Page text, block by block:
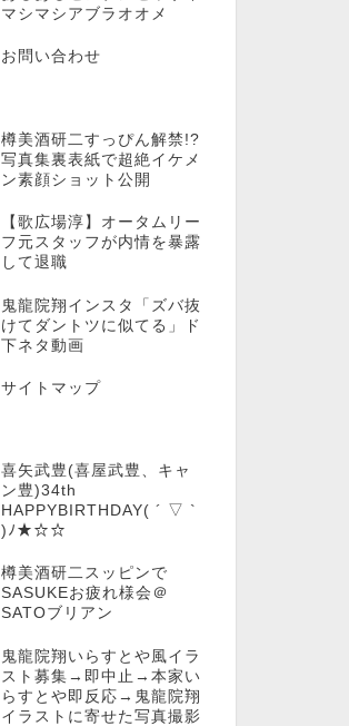
マシマシアブラオオメ
お問い合わせ
樽美酒研二すっぴん解禁!?
写真集裏表紙で超絶イケメ
ン素顔ショット公開
【歌広場淳】オータムリー
フ元スタッフが内情を暴露
して退職
鬼龍院翔インスタ「ズバ抜
けてダントツに似てる」ド
下ネタ動画
サイトマップ
喜矢武豊(喜屋武豊、キャ
ン豊)34th
HAPPYBIRTHDAY( ´ ▽ `
)ﾉ★☆☆
樽美酒研二スッピンで
SASUKEお疲れ様会＠
SATOブリアン
鬼龍院翔いらすとや風イラ
スト募集→即中止→本家い
らすとや即反応→鬼龍院翔
イラストに寄せた写真撮影